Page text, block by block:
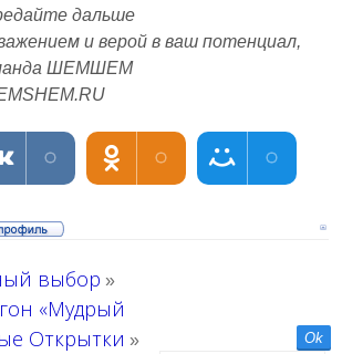
дальше
и верой в ваш потенциал,
ШЕМШЕМ
выбор »
«Мудрый
Открытки »